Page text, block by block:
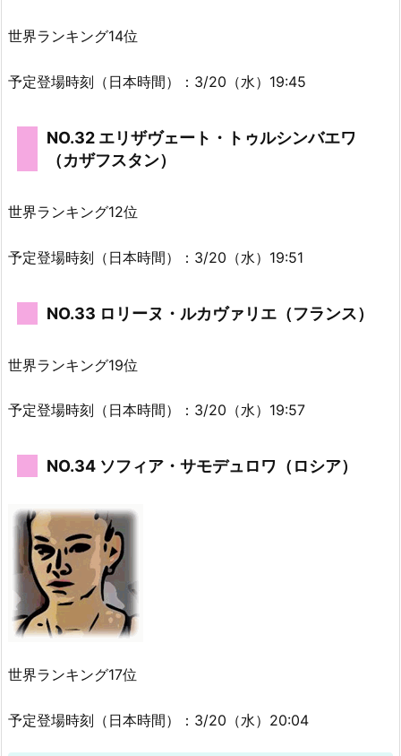
世界ランキング14位
予定登場時刻（日本時間）：3/20（水）19:45
NO.32 エリザヴェート・トゥルシンバエワ
（カザフスタン）
世界ランキング12位
予定登場時刻（日本時間）：3/20（水）19:51
NO.33 ロリーヌ・ルカヴァリエ（フランス）
世界ランキング19位
予定登場時刻（日本時間）：3/20（水）19:57
NO.34 ソフィア・サモデュロワ（ロシア）
世界ランキング17位
予定登場時刻（日本時間）：3/20（水）20:04